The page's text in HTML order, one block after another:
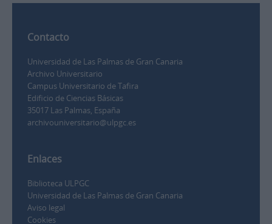
Contacto
Universidad de Las Palmas de Gran Canaria
Archivo Universitario
Campus Universitario de Tafira
Edificio de Ciencias Básicas
35017 Las Palmas, España
archivouniversitario@ulpgc.es
Enlaces
Biblioteca ULPGC
Universidad de Las Palmas de Gran Canaria
Aviso legal
Cookies